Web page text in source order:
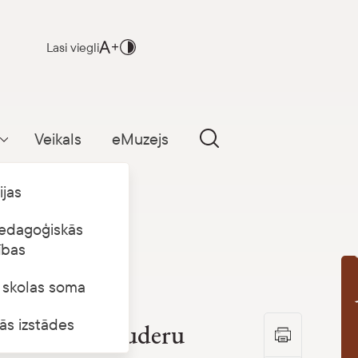
Lasi viegli
Parādīt apakšizvēlni
soma
izstādes
Veikals eMuzejs
virs Dauderu